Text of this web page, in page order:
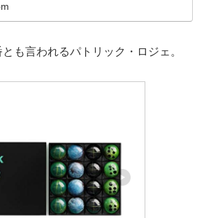
も言われるパトリック・ロジェ。